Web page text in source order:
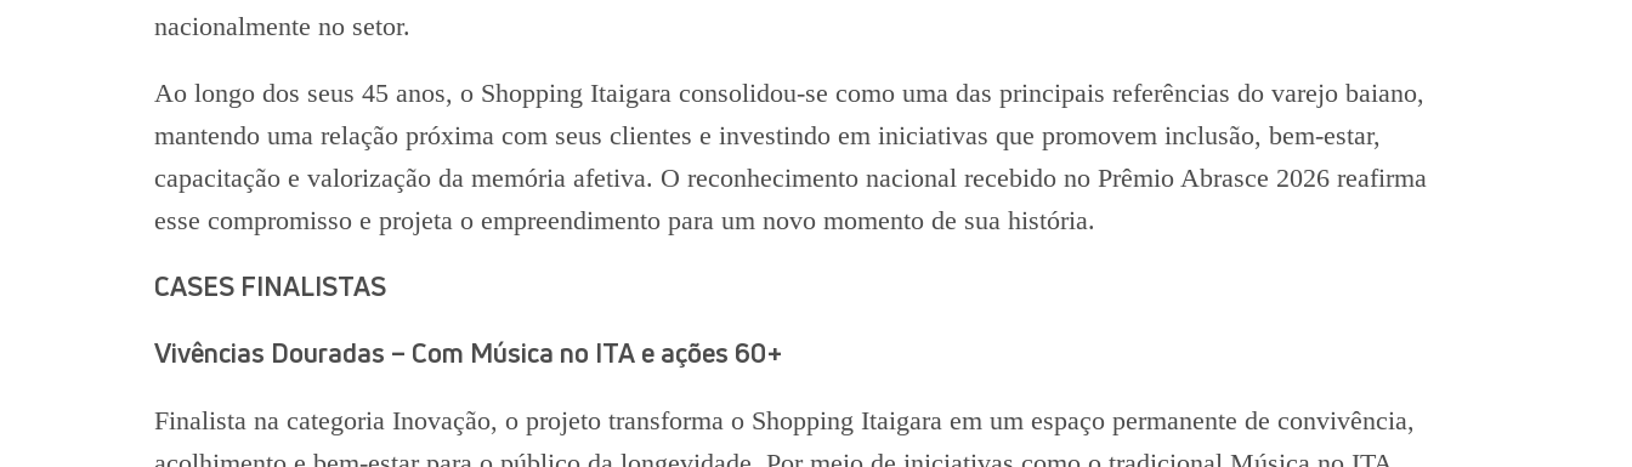
nacionalmente no setor.
Ao longo dos seus 45 anos, o Shopping Itaigara consolidou-se como uma das principais referências do varejo baiano,
mantendo uma relação próxima com seus clientes e investindo em iniciativas que promovem inclusão, bem-estar,
capacitação e valorização da memória afetiva. O reconhecimento nacional recebido no Prêmio Abrasce 2026 reafirma
esse compromisso e projeta o empreendimento para um novo momento de sua história.
CASES FINALISTAS
Vivências Douradas – Com Música no ITA e ações 60+
Finalista na categoria Inovação, o projeto transforma o Shopping Itaigara em um espaço permanente de convivência,